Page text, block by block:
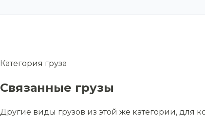
Категория груза
Связанные грузы
Другие виды грузов из этой же категории, для